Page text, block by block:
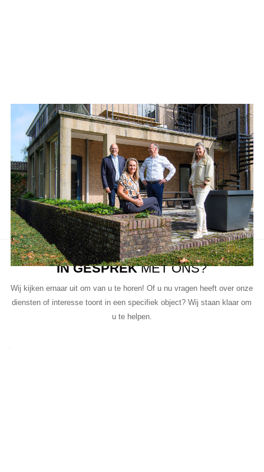
Aanbod van LUC
Neem de tijd om onze lijst met beschikbare object te bekijken en
aarzel niet om contact met ons op te nemen als u vragen heeft, meer
informatie wilt of een bezichtiging wil plannen.
Ons team van vastgoedprofessionals staat klaar om u te helpen bij
elke stap van het proces.
IN GESPREKMET ONS?
Wij kijken ernaar uit om van u te horen! Of u nu vragen heeft over onze
diensten of interesse toont in een specifiek object? Wij staan klaar om
u te helpen.